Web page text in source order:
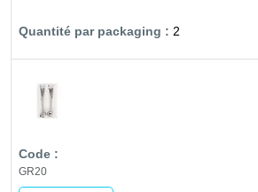
2
GR20